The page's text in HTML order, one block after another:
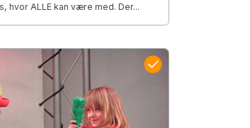
hvor ALLE kan være med. Der...